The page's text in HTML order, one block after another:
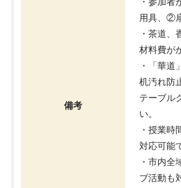
備考
用具、②
・茶道、
材料費が
・「華道
机汚れ防
テーブル
い。
・授業時
対応可能
・市内全
ブ活動も